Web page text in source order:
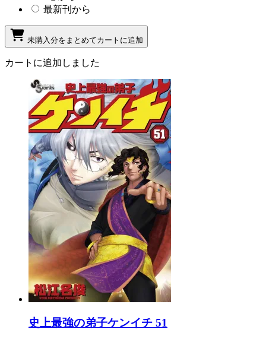
最新刊から
未購入分をまとめてカートに追加
カートに追加しました
史上最強の弟子ケンイチ 51